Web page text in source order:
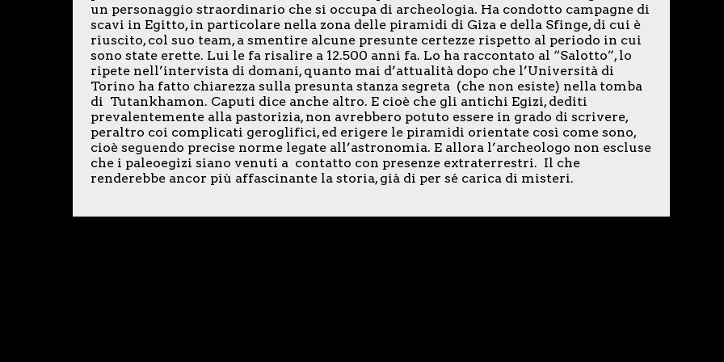
un personaggio straordinario che si occupa di archeologia. Ha condotto campagne di
scavi in Egitto, in particolare nella zona delle piramidi di Giza e della Sfinge, di cui è
riuscito, col suo team, a smentire alcune presunte certezze rispetto al periodo in cui
sono state erette. Lui le fa risalire a 12.500 anni fa. Lo ha raccontato al “Salotto”, lo
ripete nell’intervista di domani, quanto mai d’attualità dopo che l’Università di
Torino ha fatto chiarezza sulla presunta stanza segreta (che non esiste) nella tomba
di Tutankhamon. Caputi dice anche altro. E cioè che gli antichi Egizi, dediti
prevalentemente alla pastorizia, non avrebbero potuto essere in grado di scrivere,
peraltro coi complicati geroglifici, ed erigere le piramidi orientate così come sono,
cioè seguendo precise norme legate all’astronomia. E allora l’archeologo non escluse
che i paleoegizi siano venuti a contatto con presenze extraterrestri. Il che
renderebbe ancor più affascinante la storia, già di per sé carica di misteri.